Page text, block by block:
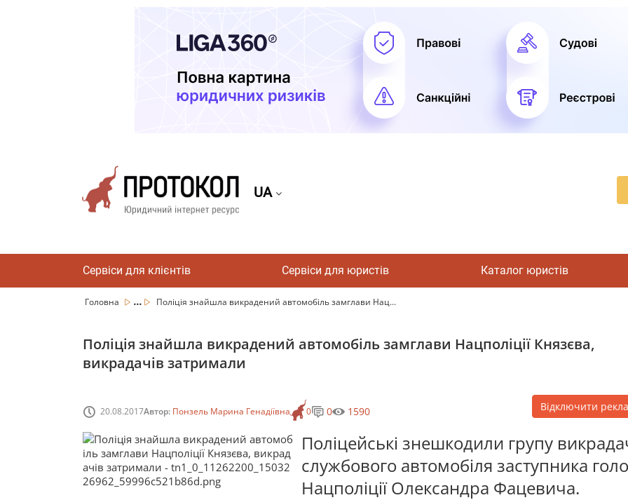
UA
Сервіси для клієнтів Сервіси для юристів Каталог юристів
Головна ... Поліція знайшла викрадений автомобіль замглави Нац...
Поліція знайшла викрадений автомобіль замглави Нацполіції Князєва,
викрадачів затримали
20.08.2017Автор: Понзель Марина Генадіївна 0 0 1590 Відключити
Поліцейські знешкодили групу
службового автомобіля заступника
Нацполіції Олександра Фацевича.